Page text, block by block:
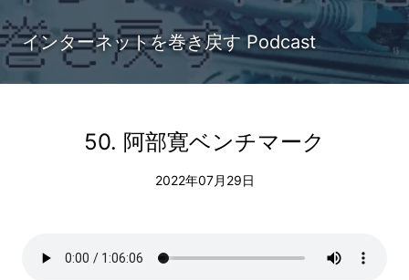
インターネットを巻き戻す Podcast
50. 阿部寛ベンチマーク
2022年07月29日